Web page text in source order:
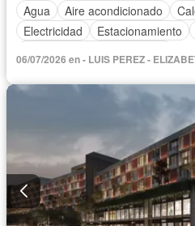
Agua
Aire acondicionado
Electricidad
Estacionamiento
06/07/2026 en - LUIS PEREZ -